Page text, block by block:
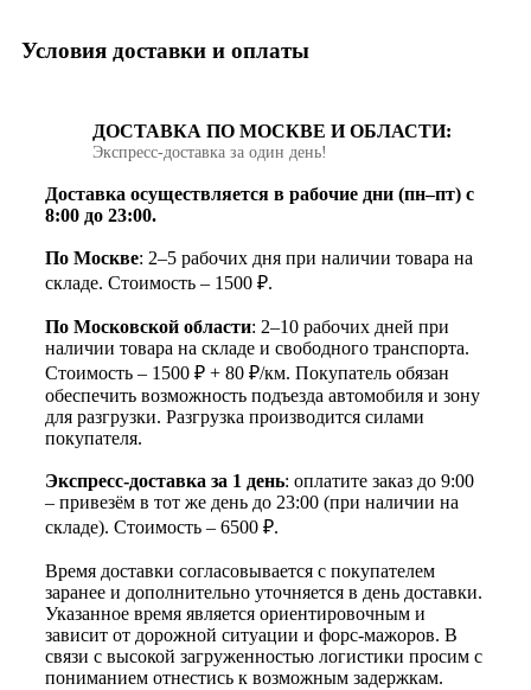
Условия доставки и оплаты
ДОСТАВКА ПО МОСКВЕ И ОБЛАСТИ:
Экспресс‑доставка за один день!
Доставка осуществляется в рабочие дни (пн–пт) с
8:00 до 23:00.
По Москве: 2–5 рабочих дня при наличии товара на
складе. Стоимость – 1500 ₽.
По Московской области: 2–10 рабочих дней при
наличии товара на складе и свободного транспорта.
Стоимость – 1500 ₽ + 80 ₽/км. Покупатель обязан
обеспечить возможность подъезда автомобиля и зону
для разгрузки. Разгрузка производится силами
покупателя.
Экспресс-доставка за 1 день: оплатите заказ до 9:00
– привезём в тот же день до 23:00 (при наличии на
складе). Стоимость – 6500 ₽.
Время доставки согласовывается с покупателем
заранее и дополнительно уточняется в день доставки.
Указанное время является ориентировочным и
зависит от дорожной ситуации и форс-мажоров. В
связи с высокой загруженностью логистики просим с
пониманием отнестись к возможным задержкам.